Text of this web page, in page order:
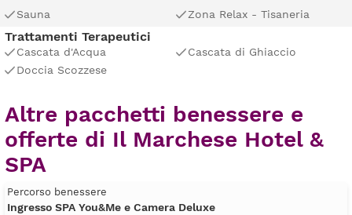
Sauna
Zona Relax - Tisaneria
Trattamenti Terapeutici
Cascata d'Acqua
Cascata di Ghiaccio
Doccia Scozzese
Altre pacchetti benessere e
offerte di Il Marchese Hotel &
SPA
Percorso benessere
Ingresso SPA You&Me e Camera Deluxe